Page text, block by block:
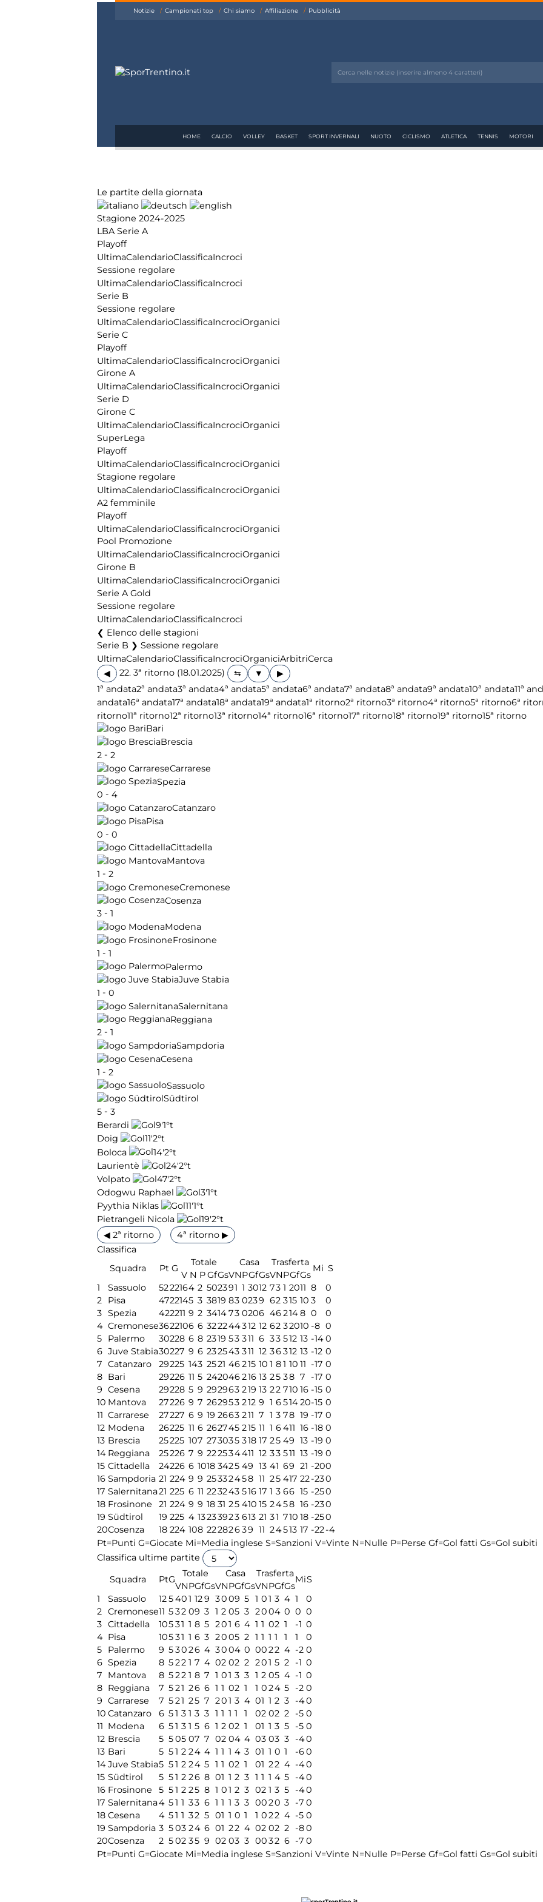
Notizie Campionati top Chi siamo Affiliazione Pubblicità
HOME CALCIO VOLLEY BASKET SPORT INVERNALI NUOTO CICLISMO ATLETICA TENNIS MOTORI
Le partite della giornata
Stagione 2024-2025
LBA Serie A
Playoff
UltimaCalendarioClassificaIncroci
Sessione regolare
UltimaCalendarioClassificaIncroci
Serie B
Sessione regolare
UltimaCalendarioClassificaIncrociOrganici
Serie C
Playoff
UltimaCalendarioClassificaIncrociOrganici
Girone A
UltimaCalendarioClassificaIncrociOrganici
Serie D
Girone C
UltimaCalendarioClassificaIncrociOrganici
SuperLega
Playoff
UltimaCalendarioClassificaIncrociOrganici
Stagione regolare
UltimaCalendarioClassificaIncrociOrganici
A2 femminile
Playoff
UltimaCalendarioClassificaIncrociOrganici
Pool Promozione
UltimaCalendarioClassificaIncrociOrganici
Girone B
UltimaCalendarioClassificaIncrociOrganici
Serie A Gold
Sessione regolare
UltimaCalendarioClassificaIncroci
Elenco delle stagioni
Serie B ❯ Sessione regolare
UltimaCalendarioClassificaIncrociOrganiciArbitriCerca
◀
22. 3ª ritorno (18.01.2025)
▶
1ª andata2ª andata3ª andata4ª andata5ª andata6ª andata7ª andata8ª andata9ª andata10ª andata11ª
andata16ª andata17ª andata18ª andata19ª andata1ª ritorno2ª ritorno3ª ritorno4ª ritorno5ª ritorno6ª
ritorno11ª ritorno12ª ritorno13ª ritorno14ª ritorno16ª ritorno17ª ritorno18ª ritorno19ª ritorno15ª ritorno
Bari
Brescia
2 - 2
Carrarese
Spezia
0 - 4
Catanzaro
Pisa
0 - 0
Cittadella
Mantova
1 - 2
Cremonese
Cosenza
3 - 1
Modena
Frosinone
1 - 1
Palermo
Juve Stabia
1 - 0
Salernitana
Reggiana
2 - 1
Sampdoria
Cesena
1 - 2
Sassuolo
Südtirol
5 - 3
Berardi
9'1°t
Doig
11'2°t
Boloca
14'2°t
Laurientè
24'2°t
Volpato
47'2°t
Odogwu Raphael
3'1°t
Pyythia Niklas
11'1°t
Pietrangeli Nicola
19'2°t
◀ 2ª ritorno
4ª ritorno ▶
Classifica
Squadra
Pt G
Totale Casa Trasferta
Mi S
V N PGfGsVNPGfGsVNPGfGs
1
Sassuolo 5222164 2 502391 1 3012 73 1 2011 8
0
2
Pisa 4722145 3 3819 83 0239 62 315 10 3
0
3 Spezia 422211 9 2 341473 0206 462148 0
0
4 Cremonese3622106 6 322244312 12 62 32010 -8 0
5
Palermo 30228 6 8 2319 53 311 6 33 512 13 -140
6 Juve Stabia30227 9 6 232543 311 12 36312 13 -12 0
7 Catanzaro 29225 143 2521 46215 10 1 81 10 11 -17 0
8 Bari 29226 11 5 242046216 13 25 38 7 -17 0
9 Cesena 29228 5 9 292963 219 13 22 710 16 -15 0
10 Mantova 27226 9 7 262953 212 9 1 651420-15 0
11 Carrarese 27227 6 9 19 2663 211 7 1 3 78 19 -17 0
12 Modena 26225 11 6 262745 215 11 1 6411 16 -18 0
13 Brescia 25225 107 273035 318 17 25 49 13 -19 0
14 Reggiana 25226 7 9 222534411 12 33 511 13 -19 0
15 Cittadella 24226 6 1018 3425 49 13 41 69 21 -200
16 Sampdoria 21 224 9 9 25332458 11 25 417 22-230
17 Salernitana21 225 6 11 223243 516 17 1 3 66 15 -250
18 Frosinone 21 224 9 9 18 31 25 410 15 2458 16 -230
19 Südtirol 19 225 4 13233923 613 21 31 710 18 -250
20Cosenza 18 224 108 22282639 11 24513 17 -22-4
Pt=Punti G=Giocate Mi=Media inglese S=Sanzioni V=Vinte N=Nulle P=Perse Gf=Gol fatti Gs=Gol subiti
Classifica ultime partite
Squadra
PtG
Totale Casa Trasferta
MiS
VNPGfGsVNPGfGsVNPGfGs
1
Sassuolo 125401 129 3009 5 1 01 3 4 1
0
2 Cremonese11 532 09 3 1 2 05 3 2004 0 0 0
3 Cittadella 10531 1 8 5 201 6 4 1 1 02 1 -1 0
4 Pisa 10531 1 6 3 2005 2 1 1 1 1 1 1
0
5
Palermo 9 53026 4 3004 0 0022 4 -2 0
6 Spezia 8 522 1 7 4 02 02 2 201 5 2 -1 0
7
Mantova 8 522 1 8 7 1 01 3 3 1 2 05 4 -1 0
8 Reggiana 7 521 26 6 1 1 02 1 1 024 5 -2 0
9 Carrarese 7 521 25 7 201 3 4 01 1 2 3 -40
10 Catanzaro 6 51 3 1 3 3 1 1 1 1 1 02 02 2 -5 0
11 Modena 6 51 3 1 5 6 1 2 02 1 01 1 3 5 -5 0
12 Brescia 5 505 07 7 02 04 4 03 03 3 -40
13 Bari 5 51 2 24 4 1 1 1 4 3 01 1 0 1 -60
14Juve Stabia5 51 2 24 5 1 1 02 1 01 22 4 -40
15 Südtirol 5 51 2 26 8 01 1 2 3 1 1 1 4 5 -40
16 Frosinone 5 51 2 25 8 1 01 2 3 02 1 3 5 -40
17 Salernitana4 51 1 33 6 1 1 1 3 3 0020 3 -7 0
18 Cesena 4 51 1 32 5 01 1 0 1 1 022 4 -5 0
19 Sampdoria 3 503 24 6 01 22 4 02 02 2 -80
20Cosenza 2 502 35 9 02 03 3 0032 6 -7 0
Pt=Punti G=Giocate Mi=Media inglese S=Sanzioni V=Vinte N=Nulle P=Perse Gf=Gol fatti Gs=Gol subiti